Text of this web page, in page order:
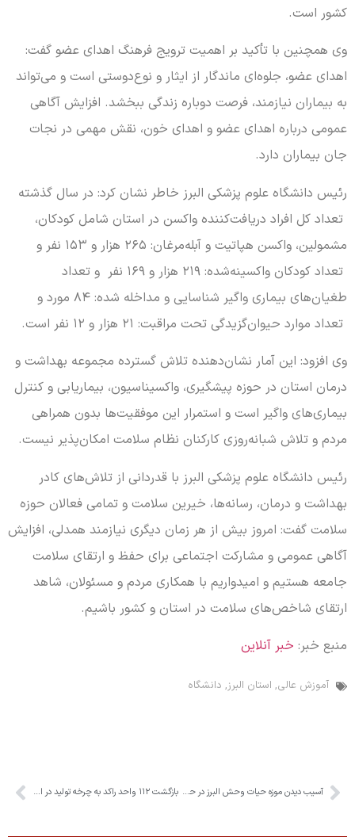
کشور است.
وی همچنین با تأکید بر اهمیت ترویج فرهنگ اهدای عضو گفت:
اهدای عضو، جلوه‌ای ماندگار از ایثار و نوع‌دوستی است و می‌تواند
به بیماران نیازمند، فرصت دوباره زندگی ببخشد. افزایش آگاهی
عمومی درباره اهدای عضو و اهدای خون، نقش مهمی در نجات
جان بیماران دارد.
رئیس دانشگاه علوم پزشکی البرز خاطر نشان کرد: در سال گذشته
تعداد کل افراد دریافت‌کننده واکسن در استان شامل کودکان،
مشمولین، واکسن هپاتیت و آبله‌مرغان: ۲۶۵ هزار و ۱۵۳ نفر و
تعداد کودکان واکسینه‌شده: ۲۱۹ هزار و ۱۶۹ نفر و تعداد
طغیان‌های بیماری واگیر شناسایی و مداخله شده: ۸۴ مورد و
تعداد موارد حیوان‌گزیدگی تحت مراقبت: ۲۱ هزار و ۱۲ نفر است.
وی افزود: این آمار نشان‌دهنده تلاش گسترده مجموعه بهداشت و
درمان استان در حوزه پیشگیری، واکسیناسیون، بیماریابی و کنترل
بیماری‌های واگیر است و استمرار این موفقیت‌ها بدون همراهی
مردم و تلاش شبانه‌روزی کارکنان نظام سلامت امکان‌پذیر نیست.
رئیس دانشگاه علوم پزشکی البرز با قدردانی از تلاش‌های کادر
بهداشت و درمان، رسانه‌ها، خیرین سلامت و تمامی فعالان حوزه
سلامت گفت: امروز بیش از هر زمان دیگری نیازمند همدلی، افزایش
آگاهی عمومی و مشارکت اجتماعی برای حفظ و ارتقای سلامت
جامعه هستیم و امیدواریم با همکاری مردم و مسئولان، شاهد
ارتقای شاخص‌های سلامت در استان و کشور باشیم.
منبع خبر: خبر آنلاین
آموزش عالی, استان البرز, دانشگاه
آسیب دیدن موزه حیات وحش البرز در حملات آمریکایی_ اسرائیلی بازگشت ۱۱۲ واحد راکد به چرخه تولید در البرز